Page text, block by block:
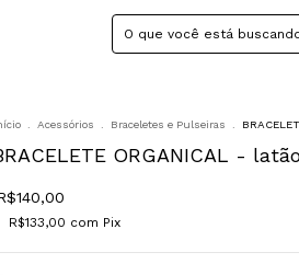
Acessórios Braceletes e Pulseiras
ORGANICAL -
R$133,00 com Pix